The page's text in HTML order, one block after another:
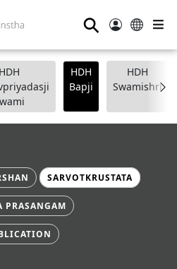
⚲
HDH
HDH
Bapji
HDH
Swamishri
SARVOTKRUSTATA
PRASANGAM